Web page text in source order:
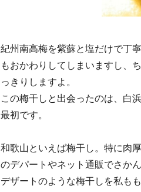
紀州南高梅を紫蘇と塩だけで丁
もおかわりしてしまいますし、
っきりしますよ。
この梅干しと出会ったのは、白
最初です。
和歌山といえば梅干し。特に肉
のデパートやネット通販でさか
デザートのような梅干しを私も